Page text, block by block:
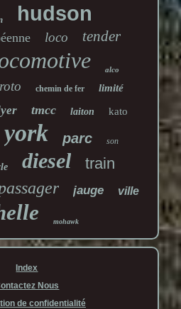
hudson
loco tender
alco
chemin de fer limité
tmcc laiton kato
york parc son
diesel train
jauge ville
mohawk
Index
Nous
de confidentialité